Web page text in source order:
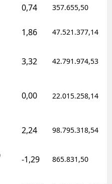
0,74 357.655,50
1,86 47.521.377,14
3,32 42.791.974,53
0,00 22.015.258,14
2,24 98.795.318,54
-1,29 865.831,50